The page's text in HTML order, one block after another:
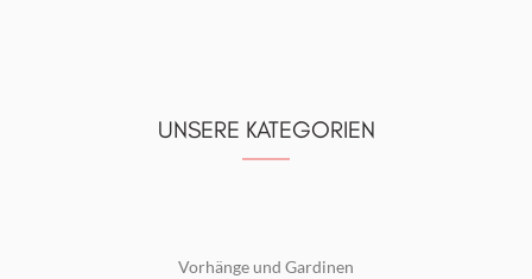
UNSERE KATEGORIEN
Vorhänge und Gardinen